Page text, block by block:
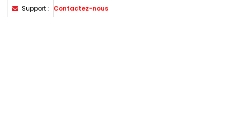
Support : Contactez-nous